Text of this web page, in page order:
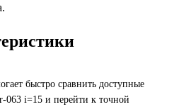
быстро сравнить доступные
063 i=15 и перейти к точной